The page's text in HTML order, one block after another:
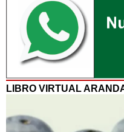
LIBRO VIRTUAL